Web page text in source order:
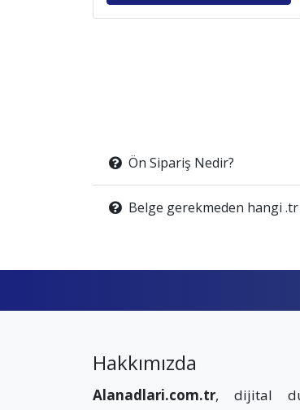
Ön Sipariş Nedir?
Belge gerekmeden hangi
Hakkımızda
Alanadlari.com.tr, dijital